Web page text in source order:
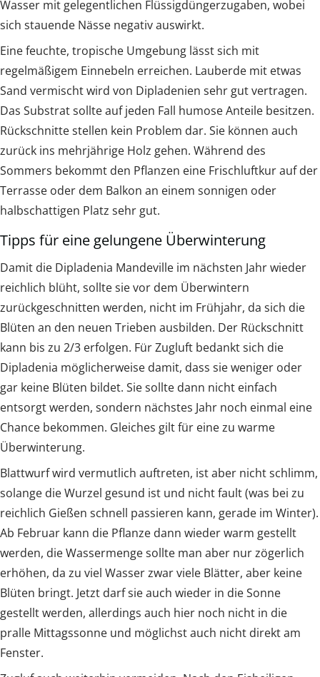
Wasser mit gelegentlichen Flüssigdüngerzugaben, wobei
sich stauende Nässe negativ auswirkt.
Eine feuchte, tropische Umgebung lässt sich mit
regelmäßigem Einnebeln erreichen. Lauberde mit etwas
Sand vermischt wird von Dipladenien sehr gut vertragen.
Das Substrat sollte auf jeden Fall humose Anteile besitzen.
Rückschnitte stellen kein Problem dar. Sie können auch
zurück ins mehrjährige Holz gehen. Während des
Sommers bekommt den Pflanzen eine Frischluftkur auf der
Terrasse oder dem Balkon an einem sonnigen oder
halbschattigen Platz sehr gut.
Tipps für eine gelungene Überwinterung
Damit die Dipladenia Mandeville im nächsten Jahr wieder
reichlich blüht, sollte sie vor dem Überwintern
zurückgeschnitten werden, nicht im Frühjahr, da sich die
Blüten an den neuen Trieben ausbilden. Der Rückschnitt
kann bis zu 2/3 erfolgen. Für Zugluft bedankt sich die
Dipladenia möglicherweise damit, dass sie weniger oder
gar keine Blüten bildet. Sie sollte dann nicht einfach
entsorgt werden, sondern nächstes Jahr noch einmal eine
Chance bekommen. Gleiches gilt für eine zu warme
Überwinterung.
Blattwurf wird vermutlich auftreten, ist aber nicht schlimm,
solange die Wurzel gesund ist und nicht fault (was bei zu
reichlich Gießen schnell passieren kann, gerade im Winter).
Ab Februar kann die Pflanze dann wieder warm gestellt
werden, die Wassermenge sollte man aber nur zögerlich
erhöhen, da zu viel Wasser zwar viele Blätter, aber keine
Blüten bringt. Jetzt darf sie auch wieder in die Sonne
gestellt werden, allerdings auch hier noch nicht in die
pralle Mittagssonne und möglichst auch nicht direkt am
Fenster.